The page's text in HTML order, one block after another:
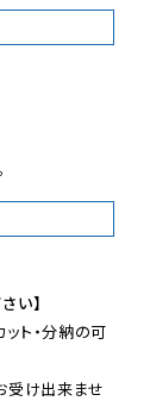
い】
ト・分納の可
受け出来ませ